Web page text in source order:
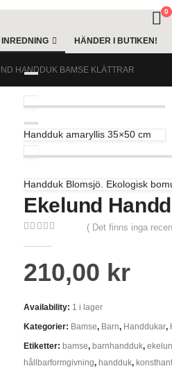
0
INREDNING HÄNDER I BUTIKEN!
HANDDUK BAMSE KLÄTTRAR
Handduk amaryllis 35×50 cm
Handduk Blomsjö. Ekologisk
Ekelund
( Det finns inga
210,00 kr
Availability: 1 i lager
Kategorier: Bamse, Barn, Handdukar,
Etiketter: bamse, barnhandduk,
hållbarformgivning, handduk,